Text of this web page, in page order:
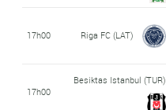
17h00 Riga FC (LAT)
17h00
Besiktas Istanbul (TUR)